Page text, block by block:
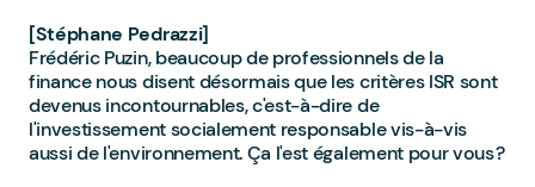
[Stéphane Pedrazzi]
Frédéric Puzin, beaucoup de professionnels de la
finance nous disent désormais que les critères ISR sont
devenus incontournables, c'est-à-dire de
l'investissement socialement responsable vis-à-vis
aussi de l'environnement. Ça l'est également pour vous ?